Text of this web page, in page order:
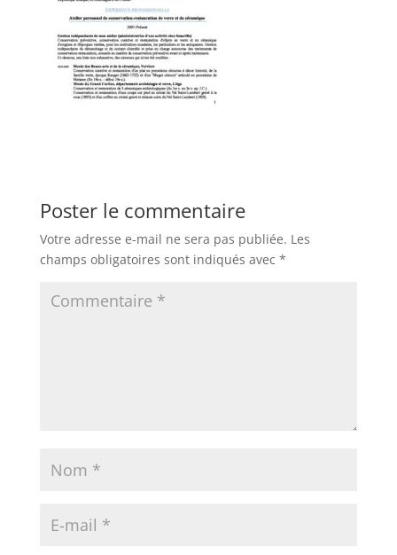
Poster le commentaire
Votre adresse e-mail ne sera pas publiée. Les
champs obligatoires sont indiqués avec *